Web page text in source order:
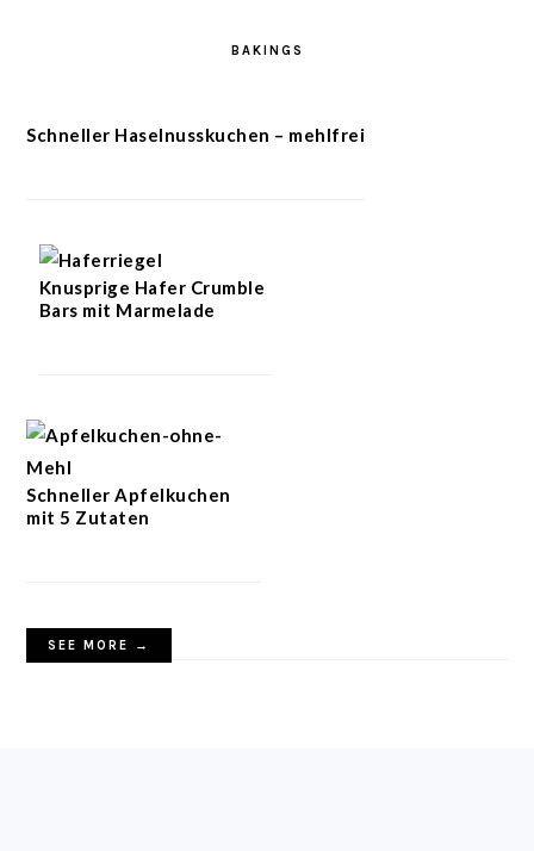
BAKINGS
Schneller Haselnusskuchen – mehlfrei
Knusprige Hafer Crumble
Bars mit Marmelade
Schneller Apfelkuchen
mit 5 Zutaten
SEE MORE →